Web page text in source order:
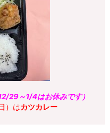
29～1/4はお休みです）
）はカツカレー